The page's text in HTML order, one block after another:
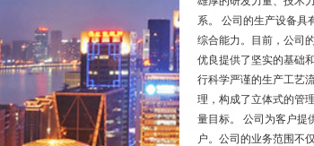
系。 公司的生产设备具
综合能力。目前，公司
优良提供了坚实的基础
行科学严谨的生产工艺
理，构成了立体式的管
量目标。 公司为客户提
户。公司的业务范围不